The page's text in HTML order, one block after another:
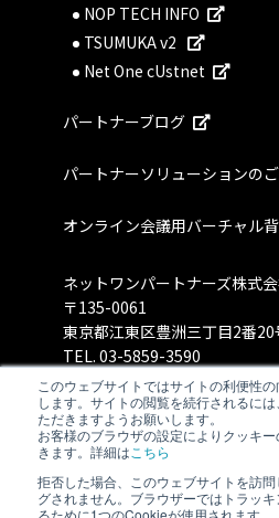
このウェブサイトではサイトの利便性
します。サイトの閲覧を続行されるに
ただきますようお願いします。
お客様のブラウザの設定によりクッキ
きます。詳細は こちら
拒否した場合、このウェブサイトを訪
グされません。ブラウザーではトラッ
るために1つのCookieが使用されます。
NOP TECH INFO
TSUMUKA v2
Net One cUstnet
パートナーブログ
パートナーソリューションの
オンライン会議用バーチャル
ネットワンパートナーズ株式
〒135-0061
東京都江東区豊洲三丁目2番20
TEL. 03-5859-3590